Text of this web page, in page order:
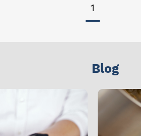
1
Blog